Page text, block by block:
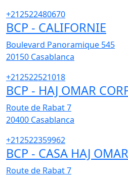
+212522480670
BCP - CALIFORNIE
Boulevard Panoramique 545
20150 Casablanca
+212522521018
BCP - HAJ OMAR
Route de Rabat 7
20400 Casablanca
+212522359962
BCP - CASA HAJ
Route de Rabat 7